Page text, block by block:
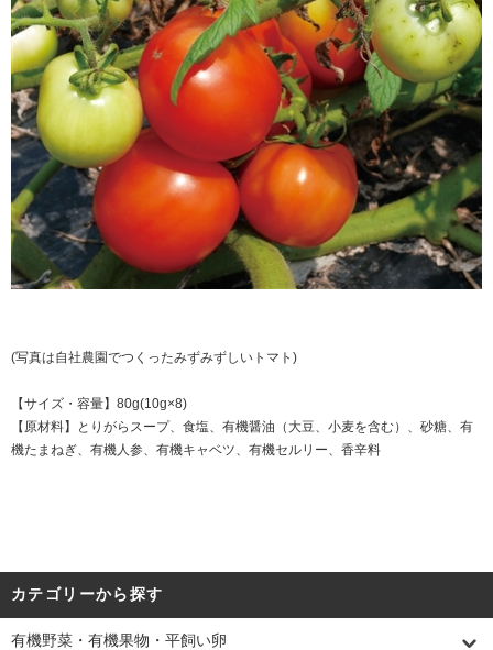
(写真は自社農園でつくったみずみずしいトマト)
【サイズ・容量】80g(10g×8)
【原材料】とりがらスープ、食塩、有機醤油（大豆、小麦を含む）、砂糖、有
機たまねぎ、有機人参、有機キャベツ、有機セルリー、香辛料
カテゴリーから探す
有機野菜・有機果物・平飼い卵